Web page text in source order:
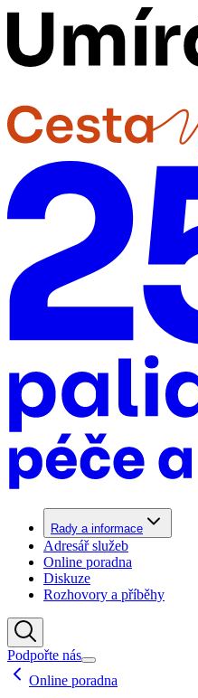
Rady a informace
Adresář služeb
Online poradna
Diskuze
Rozhovory a příběhy
Podpořte nás
Online poradna